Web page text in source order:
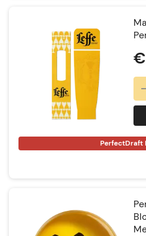
PerfectDraft